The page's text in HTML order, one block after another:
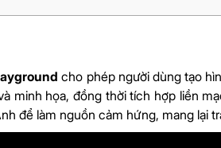
cho phép người dùng tạo
minh họa, đồng thời tích hợp liền
để làm nguồn cảm hứng, mang lại